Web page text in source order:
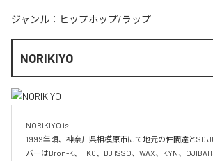
ジャンル： ヒップホップ/ラップ
NORIKIYO
NORIKIYO is...
1999年頃、神奈川県相模原市にて地元の仲間達とSD
バーはBron-K、TKC、DJ ISSO、WAX、KYN、